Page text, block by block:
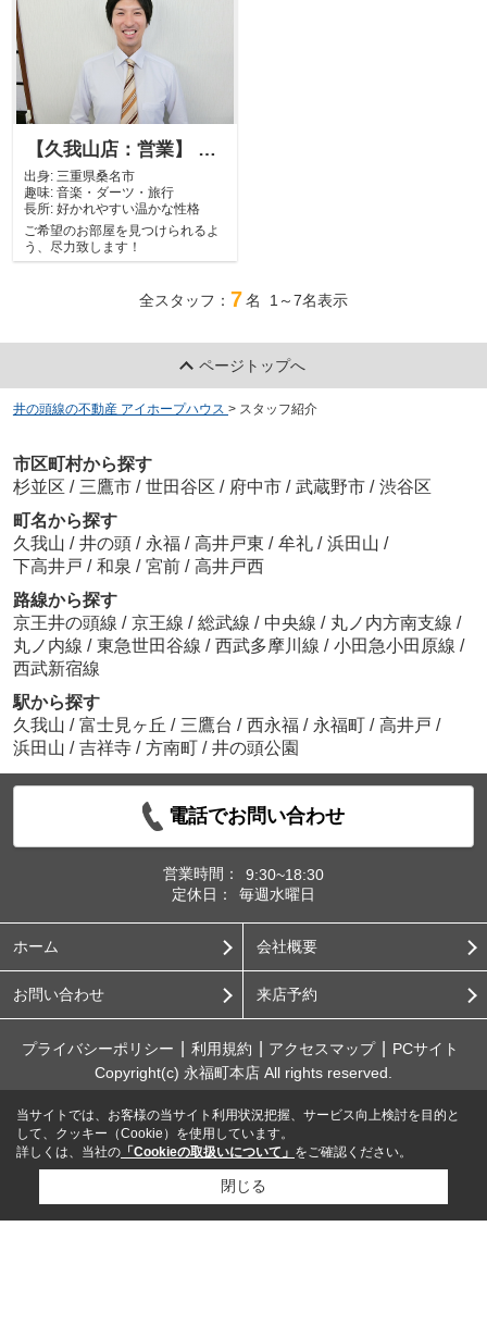
【久我山店：営業】 髙田 康介
出身: 三重県桑名市
趣味: 音楽・ダーツ・旅行
長所: 好かれやすい温かな性格
ご希望のお部屋を見つけられるよ
う、尽力致します！
全スタッフ： 7名 1～7名表示
ページトップへ
井の頭線の不動産 アイホープハウス > スタッフ紹介
市区町村から探す
杉並区 / 三鷹市 / 世田谷区 / 府中市 / 武蔵野市 / 渋谷区
町名から探す
久我山 / 井の頭 / 永福 / 高井戸東 / 牟礼 / 浜田山 /
下高井戸 / 和泉 / 宮前 / 高井戸西
路線から探す
京王井の頭線 / 京王線 / 総武線 / 中央線 / 丸ノ内方南支線 /
丸ノ内線 / 東急世田谷線 / 西武多摩川線 / 小田急小田原線 /
西武新宿線
駅から探す
久我山 / 富士見ヶ丘 / 三鷹台 / 西永福 / 永福町 / 高井戸 /
浜田山 / 吉祥寺 / 方南町 / 井の頭公園
電話でお問い合わせ
営業時間：
9:30~18:30
定休日：
毎週水曜日
ホーム 会社概要
お問い合わせ 来店予約
プライバシーポリシー 利用規約 アクセスマップ
PCサイト
Copyright(c) 永福町本店 All rights reserved.
当サイトでは、お客様の当サイト利用状況把握、サービス向上検討を目的と
して、クッキー（Cookie）を使用しています。
詳しくは、当社の 「Cookieの取扱いについて」 をご確認ください。
閉じる